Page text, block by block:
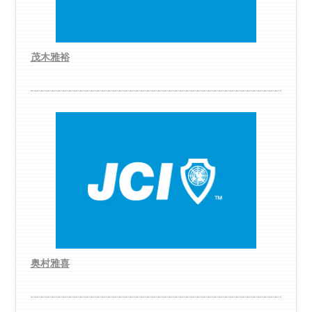
茂木雅裕
奥村雅喜